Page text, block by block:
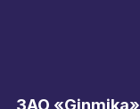
ЗАО «Ginmika»